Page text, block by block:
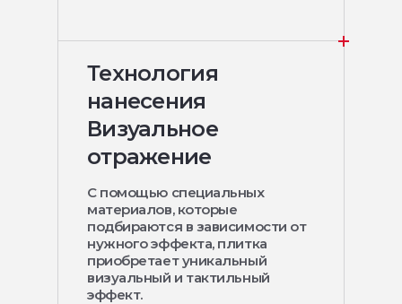
Технология
нанесения
Визуальное
отражение
С помощью специальных
материалов, которые
подбираются в зависимости от
нужного эффекта, плитка
приобретает уникальный
визуальный и тактильный
эффект.